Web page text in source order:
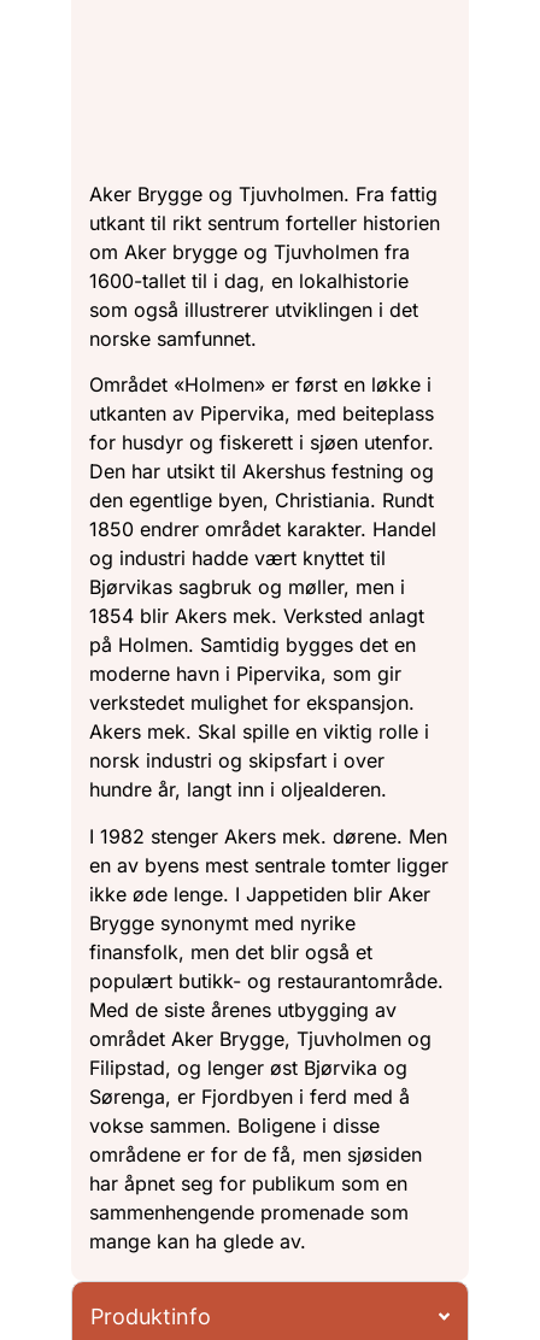
Aker Brygge og Tjuvholmen. Fra fattig
utkant til rikt sentrum forteller historien
om Aker brygge og Tjuvholmen fra
1600-tallet til i dag, en lokalhistorie
som også illustrerer utviklingen i det
norske samfunnet.
Området «Holmen» er først en løkke i
utkanten av Pipervika, med beiteplass
for husdyr og fiskerett i sjøen utenfor.
Den har utsikt til Akershus festning og
den egentlige byen, Christiania. Rundt
1850 endrer området karakter. Handel
og industri hadde vært knyttet til
Bjørvikas sagbruk og møller, men i
1854 blir Akers mek. Verksted anlagt
på Holmen. Samtidig bygges det en
moderne havn i Pipervika, som gir
verkstedet mulighet for ekspansjon.
Akers mek. Skal spille en viktig rolle i
norsk industri og skipsfart i over
hundre år, langt inn i oljealderen.
I 1982 stenger Akers mek. dørene. Men
en av byens mest sentrale tomter ligger
ikke øde lenge. I Jappetiden blir Aker
Brygge synonymt med nyrike
finansfolk, men det blir også et
populært butikk- og restaurantområde.
Med de siste årenes utbygging av
området Aker Brygge, Tjuvholmen og
Filipstad, og lenger øst Bjørvika og
Sørenga, er Fjordbyen i ferd med å
vokse sammen. Boligene i disse
områdene er for de få, men sjøsiden
har åpnet seg for publikum som en
sammenhengende promenade som
mange kan ha glede av.
Produktinfo